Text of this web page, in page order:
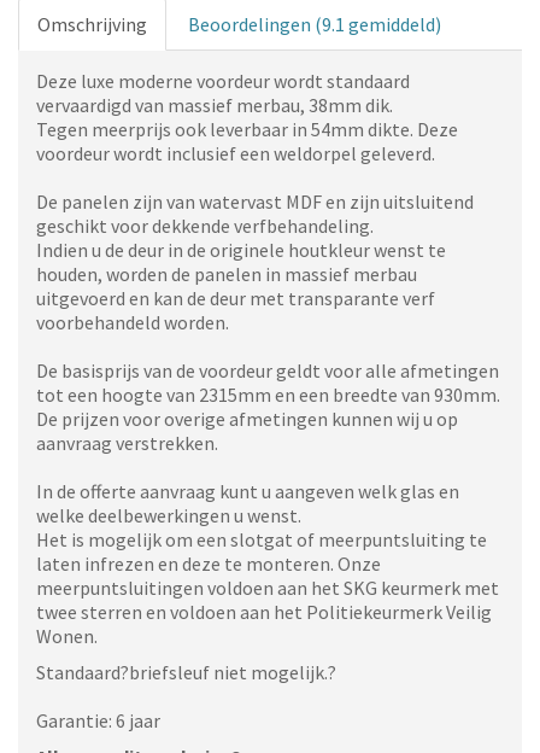
Omschrijving Beoordelingen (9.1 gemiddeld)
Deze luxe moderne voordeur wordt standaard
vervaardigd van massief merbau, 38mm dik.
Tegen meerprijs ook leverbaar in 54mm dikte. Deze
voordeur wordt inclusief een weldorpel geleverd.
De panelen zijn van watervast MDF en zijn uitsluitend
geschikt voor dekkende verfbehandeling.
Indien u de deur in de originele houtkleur wenst te
houden, worden de panelen in massief merbau
uitgevoerd en kan de deur met transparante verf
voorbehandeld worden.
De basisprijs van de voordeur geldt voor alle afmetingen
tot een hoogte van 2315mm en een breedte van 930mm.
De prijzen voor overige afmetingen kunnen wij u op
aanvraag verstrekken.
In de offerte aanvraag kunt u aangeven welk glas en
welke deelbewerkingen u wenst.
Het is mogelijk om een slotgat of meerpuntsluiting te
laten infrezen en deze te monteren. Onze
meerpuntsluitingen voldoen aan het SKG keurmerk met
twee sterren en voldoen aan het Politiekeurmerk Veilig
Wonen.
Standaard?briefsleuf niet mogelijk.?
Garantie: 6 jaar